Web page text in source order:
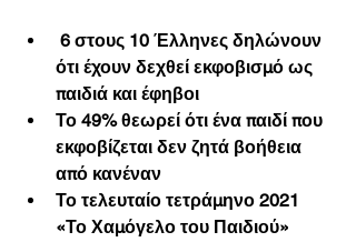
6 στους 10 Έλληνες δηλώνουν
ότι έχουν δεχθεί εκφοβισμό ως
παιδιά και έφηβοι
Το 49% θεωρεί ότι ένα παιδί που
εκφοβίζεται δεν ζητά βοήθεια
από κανέναν
Το τελευταίο τετράμηνο 2021
«Το Χαμόγελο του Παιδιού»